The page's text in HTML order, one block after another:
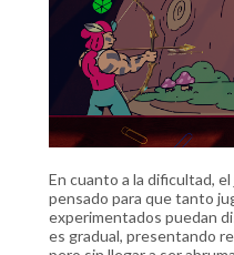
En cuanto a la dificultad,
pensado para que tanto
experimentados puedan
es gradual, presentando